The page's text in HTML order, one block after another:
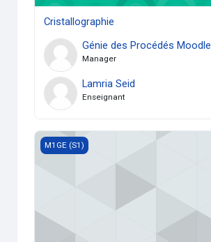
Cristallographie
Génie des Procédés Moodle
Manager
Lamria Seid
Enseignant
Programmation avancée en python
M1GE (S1)